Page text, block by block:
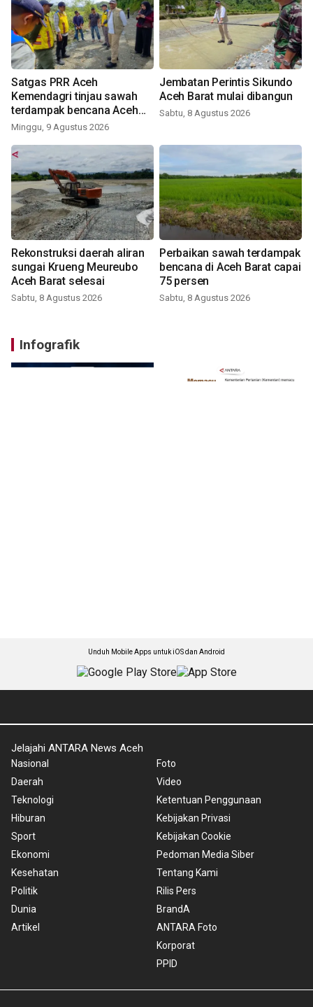
Satgas PRR Aceh
Kemendagri tinjau sawah
terdampak bencana Aceh
Barat
Minggu, 9 Agustus 2026
Jembatan Perintis Sikundo
Aceh Barat mulai dibangun
Sabtu, 8 Agustus 2026
Rekonstruksi daerah aliran
sungai Krueng Meureubo
Aceh Barat selesai
Sabtu, 8 Agustus 2026
Perbaikan sawah terdampak
bencana di Aceh Barat capai
75 persen
Sabtu, 8 Agustus 2026
Infografik
Unduh Mobile Apps untuk iOS dan Android
Jelajahi ANTARA News Aceh
Nasional
Daerah
Teknologi
Hiburan
Sport
Ekonomi
Kesehatan
Politik
Dunia
Artikel
Foto
Video
Ketentuan Penggunaan
Kebijakan Privasi
Kebijakan Cookie
Pedoman Media Siber
Tentang Kami
Rilis Pers
BrandA
ANTARA Foto
Korporat
PPID